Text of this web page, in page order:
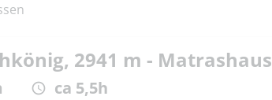
2941 m - Matrashaus
ca 5,5h